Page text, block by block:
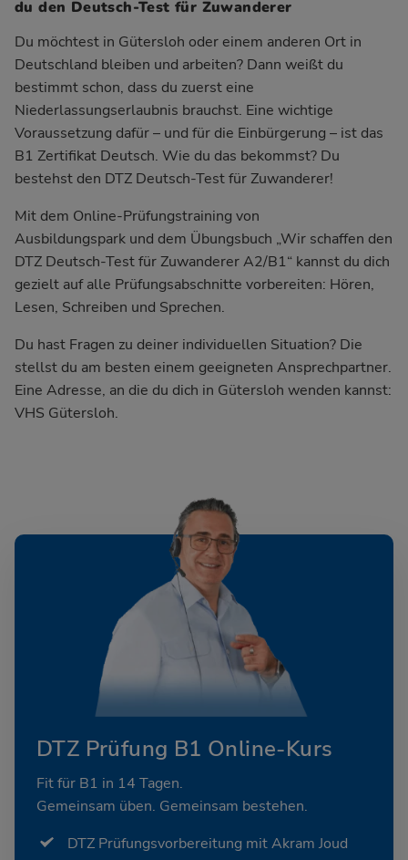
du den Deutsch-Test für Zuwanderer
Du möchtest in Gütersloh oder einem anderen Ort in
Deutschland bleiben und arbeiten? Dann weißt du
bestimmt schon, dass du zuerst eine
Niederlassungserlaubnis brauchst. Eine wichtige
Voraussetzung dafür – und für die Einbürgerung – ist das
B1 Zertifikat Deutsch. Wie du das bekommst? Du
bestehst den DTZ Deutsch-Test für Zuwanderer!
Mit dem Online-Prüfungstraining von
Ausbildungspark und dem Übungsbuch „Wir schaffen den
DTZ Deutsch-Test für Zuwanderer A2/B1“ kannst du dich
gezielt auf alle Prüfungsabschnitte vorbereiten: Hören,
Lesen, Schreiben und Sprechen.
Du hast Fragen zu deiner individuellen Situation? Die
stellst du am besten einem geeigneten Ansprechpartner.
Eine Adresse, an die du dich in Gütersloh wenden kannst:
VHS Gütersloh.
DTZ Prüfung B1 Online-Kurs
Fit für B1 in 14 Tagen.
Gemeinsam üben. Gemeinsam bestehen.
DTZ Prüfungsvorbereitung mit Akram Joud